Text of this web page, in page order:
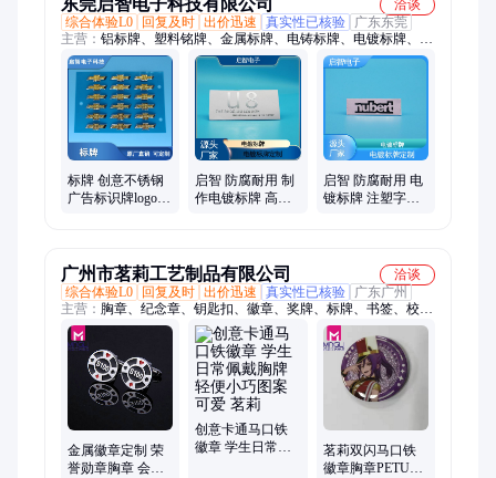
东莞启智电子科技有限公司
洽谈
综合体验L0
回复及时 出价迅速 真实性已核验
广东东莞
主营： 铝标牌、塑料铭牌、金属标牌、电铸标牌、电镀标牌、金
属铭牌、电镀铭牌、丝印铝铭牌、不锈钢标牌、金属厚标牌、机
械五金铭牌、铝铭牌
标牌 创意不锈钢
广告标识牌logo
启智 防腐耐用 制
作电镀标牌 高光
启智 防腐耐用 电
镀标牌 注塑字母
广州市茗莉工艺制品有限公司
洽谈
综合体验L0
回复及时 出价迅速 真实性已核验
广东广州
主营： 胸章、纪念章、钥匙扣、徽章、奖牌、标牌、书签、校
徽、胸牌、纪念币
金属徽章定制 荣
誉勋章胸章 会议
创意卡通马口铁
徽章 学生日常佩
茗莉双闪马口铁
徽章胸章PETUV